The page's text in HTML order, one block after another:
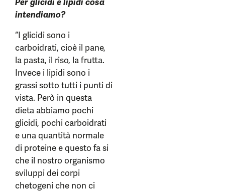
intendiamo?
“I glicidi sono i
carboidrati, cioè il pane,
la pasta, il riso, la frutta.
Invece i lipidi sono i
grassi sotto tutti i punti di
vista. Però in questa
dieta abbiamo pochi
glicidi, pochi carboidrati
e una quantità normale
di proteine e questo fa si
che il nostro organismo
sviluppi dei corpi
chetogeni che non ci